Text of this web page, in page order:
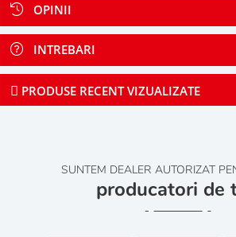
OPINII
INTREBARI
PRODUSE RECENT VIZUALIZATE
SUNTEM DEALER AUTORIZAT
producatori de